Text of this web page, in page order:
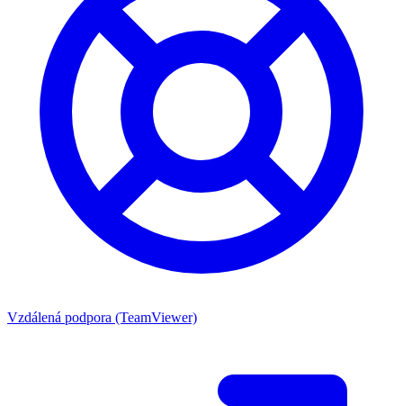
Vzdálená podpora (TeamViewer)